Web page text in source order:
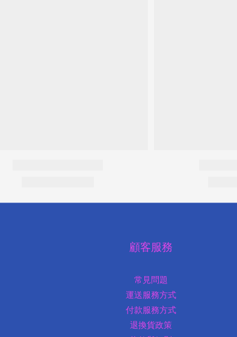
顧客服務
常見問題
運送服務方式
付款服務方式
退換貨政策